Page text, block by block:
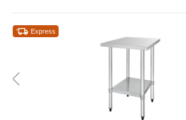
Express